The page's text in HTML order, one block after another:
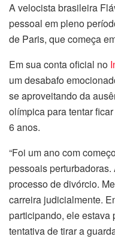
A velocista brasileira
pessoal em pleno
de Paris, que começa
Em sua conta oficial no
um desabafo
se aproveitando da
olímpica para tentar
6 anos.
“Foi um ano com
pessoais
processo de divórcio.
carreira judicialmente.
participando, ele estava
tentativa de tirar a